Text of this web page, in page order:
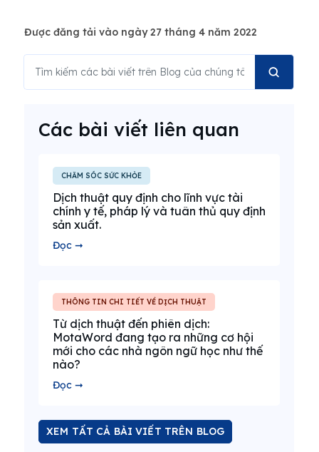
Được đăng tải vào ngày 27 tháng 4 năm 2022
Các bài viết liên quan
CHĂM SÓC SỨC KHỎE
Dịch thuật quy định cho lĩnh vực tài
chính y tế, pháp lý và tuân thủ quy định
sản xuất.
Đọc ➞
THÔNG TIN CHI TIẾT VỀ DỊCH THUẬT
Từ dịch thuật đến phiên dịch:
MotaWord đang tạo ra những cơ hội
mới cho các nhà ngôn ngữ học như thế
nào?
Đọc ➞
XEM TẤT CẢ BÀI VIẾT TRÊN BLOG